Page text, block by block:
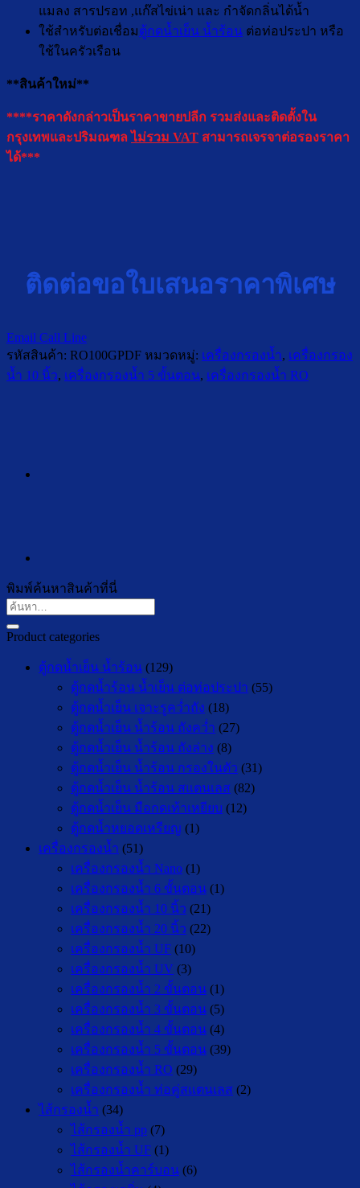
แมลง สารปรอท ,แก๊สไข่เน่า และ กำจัดกลิ่นได้น้ำ
ใช้สำหรับต่อเชื่อมตู้กดน้ำเย็น น้ำร้อน ต่อท่อประปา หรือ
ใช้ในครัวเรือน
**สินค้าใหม่**
****ราคาดังกล่าวเป็นราคาขายปลีก รวมส่งและติดตั้งใน
กรุงเทพและปริมณฑลไม่รวม VAT สามารถเจรจาต่อรองราคา
ได้***
ติดต่อขอใบเสนอราคาพิเศษ
Email Call Line
รหัสสินค้า: RO100GPDF หมวดหมู่: เครื่องกรองน้ำ, เครื่องกรอง
น้ำ 10 นิ้ว, เครื่องกรองน้ำ 5 ขั้นตอน, เครื่องกรองน้ำ RO
พิมพ์ค้นหาสินค้าที่นี่
ค้นหา:
Product categories
ตู้กดน้ำเย็น น้ำร้อน (129)
ตู้กดน้ำร้อน น้ำเย็น ต่อท่อประปา (55)
ตู้กดน้ำเย็น เจาะรูคว่ำถัง (18)
ตู้กดน้ำเย็น น้ำร้อน ถังคว่ำ (27)
ตู้กดน้ำเย็น น้ำร้อน ถังล่าง (8)
ตู้กดน้ำเย็น น้ำร้อน กรองในตัว (31)
ตู้กดน้ำเย็น น้ำร้อน สแตนเลส (82)
ตู้กดน้ำเย็น มือกดเท้าเหยียบ (12)
ตู้กดน้ำหยอดเหรียญ (1)
เครื่องกรองน้ำ (51)
เครื่องกรองน้ำ Nano (1)
เครื่องกรองน้ำ 6 ขั้นตอน (1)
เครื่องกรองน้ำ 10 นิ้ว (21)
เครื่องกรองน้ำ 20 นิ้ว (22)
เครื่องกรองน้ำ UF (10)
เครื่องกรองน้ำ UV (3)
เครื่องกรองน้ำ 2 ขั้นตอน (1)
เครื่องกรองน้ำ 3 ขั้นตอน (5)
เครื่องกรองน้ำ 4 ขั้นตอน (4)
เครื่องกรองน้ำ 5 ขั้นตอน (39)
เครื่องกรองน้ำ RO (29)
เครื่องกรองน้ำ ท่อคู่สแตนเลส (2)
ไส้กรองน้ำ (34)
ไส้กรองน้ำ pp (7)
ไส้กรองน้ำ UF (1)
ไส้กรองน้ำคาร์บอน (6)